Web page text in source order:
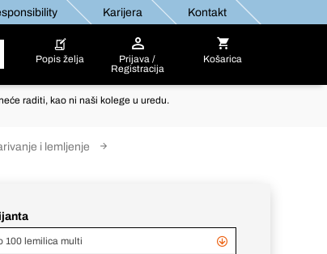
Karijera Kontakt
Popis želja
Prijava /
Registracija
Košarica
raditi, kao ni naši kolege u uredu.
i lemljenje
100 lemilica multi